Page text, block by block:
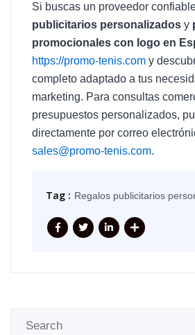
Si buscas un proveedor
publicitarios personalizados y
promocionales con logo en
https://promo-tenis.com y
completo adaptado a tus
marketing. Para consultas
presupuestos personalizados,
directamente por correo
sales@promo-tenis.com.
Tag : Regalos publicitarios